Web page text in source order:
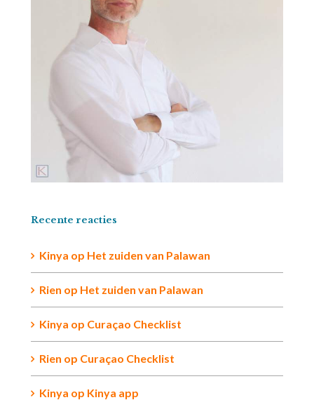
Recente reacties
Kinya op Het zuiden van Palawan
Rien op Het zuiden van Palawan
Kinya op Curaçao Checklist
Rien op Curaçao Checklist
Kinya op Kinya app